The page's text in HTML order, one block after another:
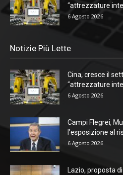
“attrezzature
6 Agosto 2026
Notizie Più Lette
Cina, cresce il
“attrezzature
6 Agosto 2026
Campi Flegrei,
l’esposizione al
6 Agosto 2026
Lazio, proposta